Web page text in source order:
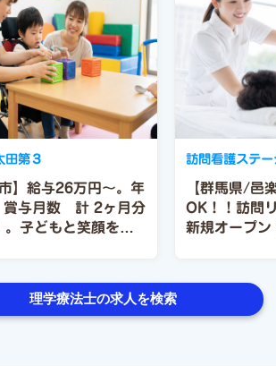
】給与26万円～。年
賞与月数 計 2ヶ月分
。子どもと笑顔を！
第３
【群馬県/邑
OK！！訪問
新規オープン
訪問看護ステ
理学療法士の求人を検索